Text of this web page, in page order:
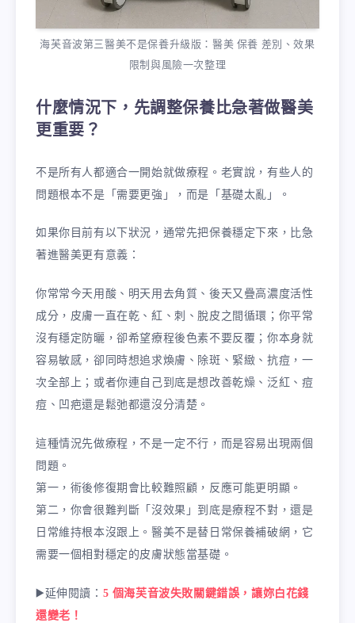
海芙音波第三醫美不是保養升級版：醫美 保養 差別、效果
限制與風險一次整理
什麼情況下，先調整保養比急著做醫美
更重要？
不是所有人都適合一開始就做療程。老實說，有些人的
問題根本不是「需要更強」，而是「基礎太亂」。
如果你目前有以下狀況，通常先把保養穩定下來，比急
著進醫美更有意義：
你常常今天用酸、明天用去角質、後天又疊高濃度活性
成分，皮膚一直在乾、紅、刺、脫皮之間循環；你平常
沒有穩定防曬，卻希望療程後色素不要反覆；你本身就
容易敏感，卻同時想追求煥膚、除斑、緊緻、抗痘，一
次全部上；或者你連自己到底是想改善乾燥、泛紅、痘
痘、凹疤還是鬆弛都還沒分清楚。
這種情況先做療程，不是一定不行，而是容易出現兩個
問題。
第一，術後修復期會比較難照顧，反應可能更明顯。
第二，你會很難判斷「沒效果」到底是療程不對，還是
日常維持根本沒跟上。醫美不是替日常保養補破網，它
需要一個相對穩定的皮膚狀態當基礎。
▶️延伸閱讀： 5 個海芙音波失敗關鍵錯誤，讓妳白花錢
還變老！